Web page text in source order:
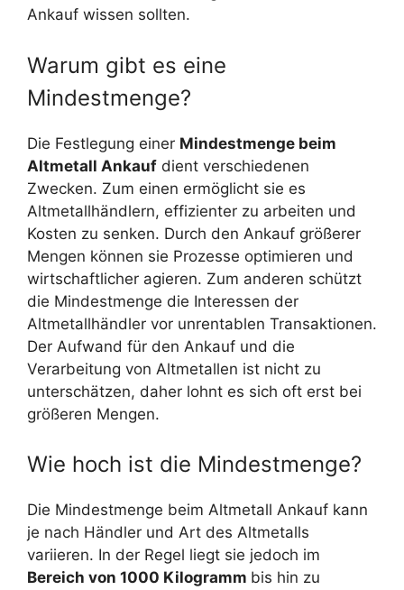
Ankauf wissen sollten.
Warum gibt es eine
Mindestmenge?
Die Festlegung einer Mindestmenge beim
Altmetall Ankauf dient verschiedenen
Zwecken. Zum einen ermöglicht sie es
Altmetallhändlern, effizienter zu arbeiten und
Kosten zu senken. Durch den Ankauf größerer
Mengen können sie Prozesse optimieren und
wirtschaftlicher agieren. Zum anderen schützt
die Mindestmenge die Interessen der
Altmetallhändler vor unrentablen Transaktionen.
Der Aufwand für den Ankauf und die
Verarbeitung von Altmetallen ist nicht zu
unterschätzen, daher lohnt es sich oft erst bei
größeren Mengen.
Wie hoch ist die Mindestmenge?
Die Mindestmenge beim Altmetall Ankauf kann
je nach Händler und Art des Altmetalls
variieren. In der Regel liegt sie jedoch im
Bereich von 1000 Kilogramm bis hin zu